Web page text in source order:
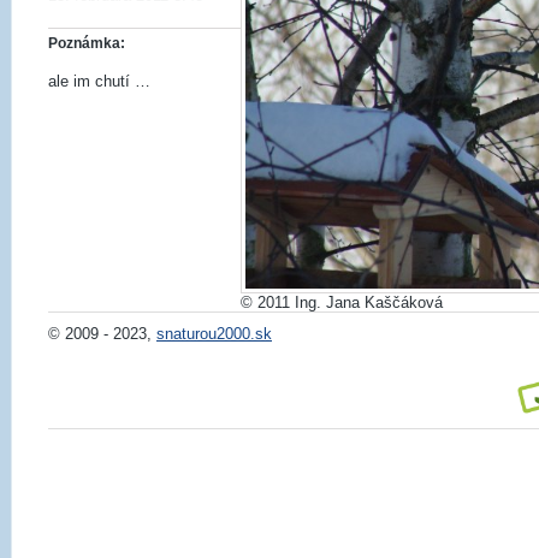
Poznámka:
ale im chutí …
© 2011 Ing. Jana Kaščáková
© 2009 - 2023, snaturou2000.sk